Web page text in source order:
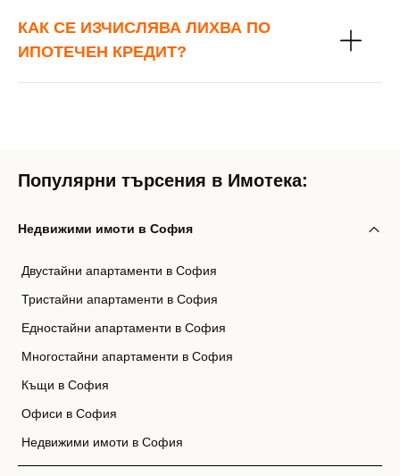
КАК СЕ ИЗЧИСЛЯВА ЛИХВА ПО
ИПОТЕЧЕН КРЕДИТ?
Популярни търсения в Имотека:
Недвижими имоти в София
Двустайни апартаменти в София
Тристайни апартаменти в София
Едностайни апартаменти в София
Многостайни апартаменти в София
Къщи в София
Офиси в София
Недвижими имоти в София